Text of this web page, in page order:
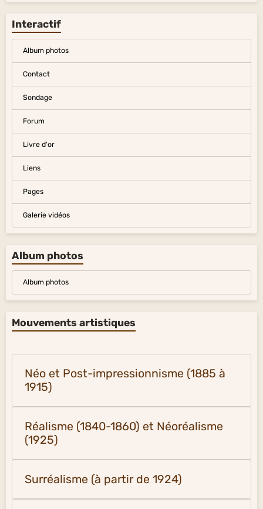
Interactif
Album photos
Contact
Sondage
Forum
Livre d'or
Liens
Pages
Galerie vidéos
Album photos
Album photos
Mouvements artistiques
Néo et Post-impressionnisme (1885 à
1915)
Réalisme (1840-1860) et Néoréalisme
(1925)
Surréalisme (à partir de 1924)